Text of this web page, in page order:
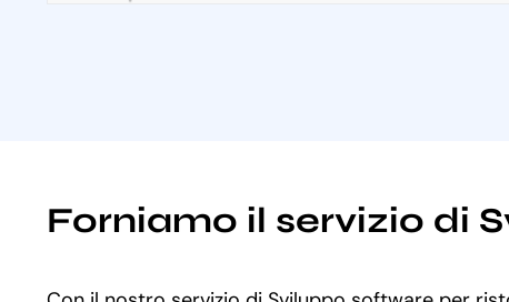
Forniamo il servizio di